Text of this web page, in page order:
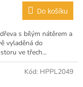
Do košíku
s bílým nátěrem a
vyladěná do
ve třech...
Kód: HPPL2049